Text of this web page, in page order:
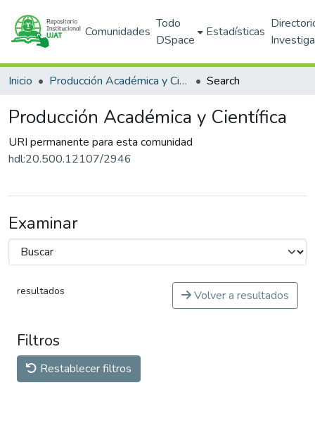
Comunidades
Todo
DSpace
Estadísticas
Inicio Producción Académica y Científica Search
Producción Académica y Científica
URI permanente para esta comunidad
hdl:20.500.12107/2946
Examinar
resultados Volver a resultados
Filtros
Restablecer filtros